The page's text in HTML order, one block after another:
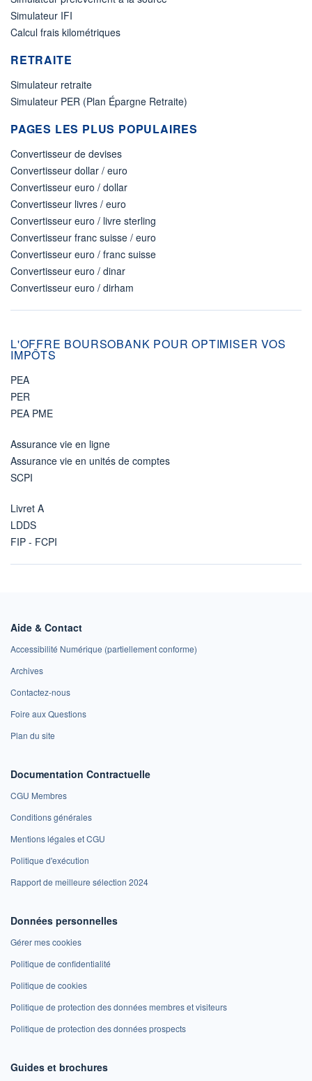
Simulateur IFI
Calcul frais kilométriques
RETRAITE
Simulateur retraite
Simulateur PER (Plan Épargne Retraite)
PAGES LES PLUS POPULAIRES
Convertisseur de devises
Convertisseur dollar / euro
Convertisseur euro / dollar
Convertisseur livres / euro
Convertisseur euro / livre sterling
Convertisseur franc suisse / euro
Convertisseur euro / franc suisse
Convertisseur euro / dinar
Convertisseur euro / dirham
L'OFFRE BOURSOBANK POUR OPTIMISER VOS
IMPÔTS
PEA
PER
PEA PME
Assurance vie en ligne
Assurance vie en unités de comptes
SCPI
Livret A
LDDS
FIP - FCPI
Aide & Contact
Accessibilité Numérique (partiellement conforme)
Archives
Contactez-nous
Foire aux Questions
Plan du site
Documentation Contractuelle
CGU Membres
Conditions générales
Mentions légales et CGU
Politique d'exécution
Rapport de meilleure sélection 2024
Données personnelles
Gérer mes cookies
Politique de confidentialité
Politique de cookies
Politique de protection des données membres et visiteurs
Politique de protection des données prospects
Guides et brochures